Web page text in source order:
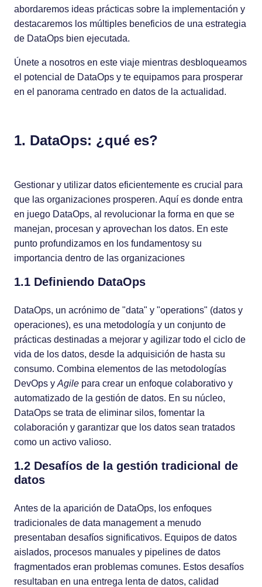
abordaremos ideas prácticas sobre la implementación y
destacaremos los múltiples beneficios de una estrategia
de DataOps bien ejecutada.
Únete a nosotros en este viaje mientras desbloqueamos
el potencial de DataOps y te equipamos para prosperar
en el panorama centrado en datos de la actualidad.
1. DataOps: ¿qué es?
Gestionar y utilizar datos eficientemente es crucial para
que las organizaciones prosperen. Aquí es donde entra
en juego DataOps, al revolucionar la forma en que se
manejan, procesan y aprovechan los datos. En este
punto profundizamos en los fundamentosy su
importancia dentro de las organizaciones
1.1 Definiendo DataOps
DataOps, un acrónimo de "data" y "operations" (datos y
operaciones), es una metodología y un conjunto de
prácticas destinadas a mejorar y agilizar todo el ciclo de
vida de los datos, desde la adquisición de hasta su
consumo. Combina elementos de las metodologías
DevOps y Agile para crear un enfoque colaborativo y
automatizado de la gestión de datos. En su núcleo,
DataOps se trata de eliminar silos, fomentar la
colaboración y garantizar que los datos sean tratados
como un activo valioso.
1.2 Desafíos de la gestión tradicional de
datos
Antes de la aparición de DataOps, los enfoques
tradicionales de data management a menudo
presentaban desafíos significativos. Equipos de datos
aislados, procesos manuales y pipelines de datos
fragmentados eran problemas comunes. Estos desafíos
resultaban en una entrega lenta de datos, calidad